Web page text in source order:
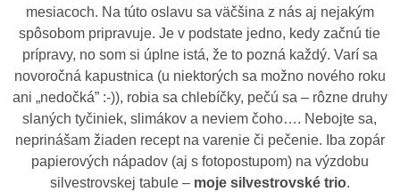
mesiacoch. Na túto oslavu sa väčšina z nás aj nejakým
spôsobom pripravuje. Je v podstate jedno, kedy začnú tie
prípravy, no som si úplne istá, že to pozná každý. Varí sa
novoročná kapustnica (u niektorých sa možno nového roku
ani „nedočká” :-)), robia sa chlebíčky, pečú sa – rôzne druhy
slaných tyčiniek, slimákov a neviem čoho…. Nebojte sa,
neprinášam žiaden recept na varenie či pečenie. Iba zopár
papierových nápadov (aj s fotopostupom) na výzdobu
silvestrovskej tabule –moje silvestrovské trio.